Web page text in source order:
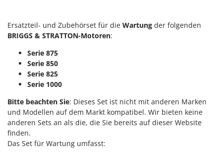
Ersatzteil- und Zubehörset für die Wartung der folgenden
BRIGGS & STRATTON-Motoren:
Serie 875
Serie 850
Serie 825
Serie 1000
Bitte beachten Sie: Dieses Set ist nicht mit anderen Marken
und Modellen auf dem Markt kompatibel. Wir bieten keine
anderen Sets an als die, die Sie bereits auf dieser Website
finden.
Das Set für Wartung umfasst: